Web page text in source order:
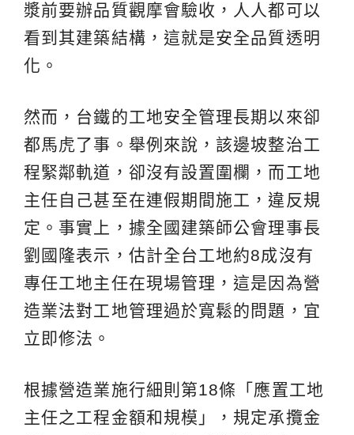
漿前要辦品質觀摩會驗收，人人都可以
看到其建築結構，這就是安全品質透明
化。
然而，台鐵的工地安全管理長期以來卻
都馬虎了事。舉例來說，該邊坡整治工
程緊鄰軌道，卻沒有設置圍欄，而工地
主任自己甚至在連假期間施工，違反規
定。事實上，據全國建築師公會理事長
劉國隆表示，估計全台工地約8成沒有
專任工地主任在現場管理，這是因為營
造業法對工地管理過於寬鬆的問題，宜
立即修法。
根據營造業施行細則第18條「應置工地
主任之工程金額和規模」，規定承攬金